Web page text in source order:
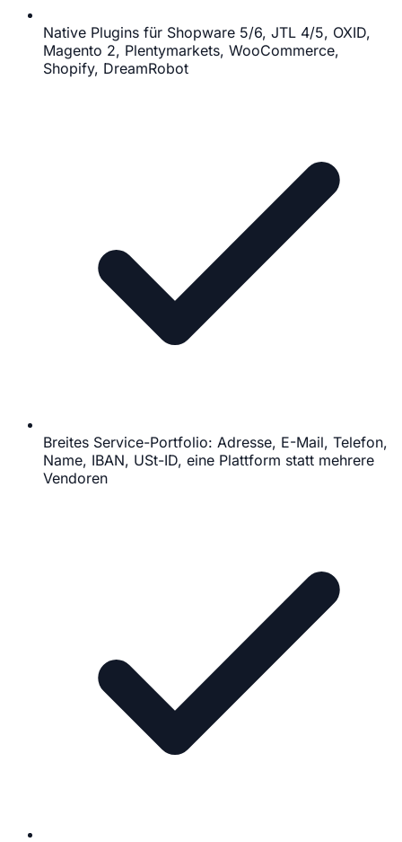
Native Plugins für Shopware 5/6, JTL 4/5, OXID,
Magento 2, Plentymarkets, WooCommerce,
Shopify, DreamRobot
Breites Service-Portfolio: Adresse, E-Mail, Telefon,
Name, IBAN, USt-ID, eine Plattform statt mehrere
Vendoren